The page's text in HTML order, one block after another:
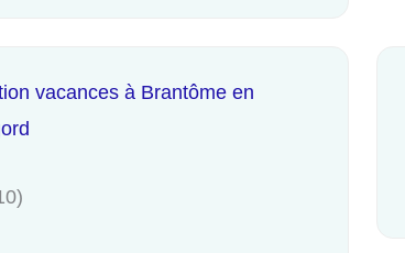
vacances à Brantôme en